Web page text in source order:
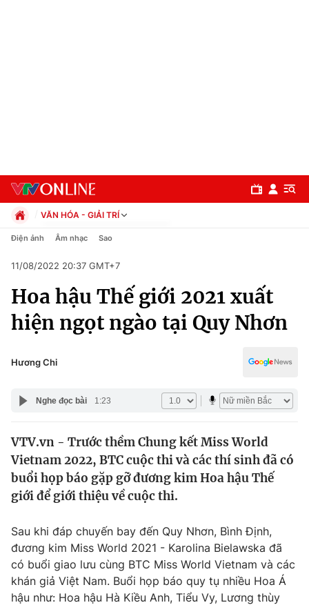
Chuyên mục
Chính trị
Pháp luật
Thế giới
Tin tức
Thế giới đó đây
Câu chuyện quốc tế
Tài chính
Thị trường
Góc doanh nghiệp
Dữ liệu và đời sống
Truyền hình
VĂN HÓA - GIẢI TRÍ
Chính trị
Pháp luật
Kinh tế
Thể thao
Truyền hình
Y tế
Công nghệ
Điện ảnh Âm nhạc Sao
11/08/2022 20:37 GMT+7
Hoa hậu Thế giới 2021 xuất
hiện ngọt ngào tại Quy Nhơn
Hương Chi
Nghe đọc bài 1:23
VTV.vn - Trước thềm Chung kết Miss World
Vietnam 2022, BTC cuộc thi và các thí sinh đã có
buổi họp báo gặp gỡ đương kim Hoa hậu Thế
giới để giới thiệu về cuộc thi.
Sau khi đáp chuyến bay đến Quy Nhơn, Bình Định,
đương kim Miss World 2021 - Karolina Bielawska đã
có buổi giao lưu cùng BTC Miss World Vietnam và các
khán giả Việt Nam. Buổi họp báo quy tụ nhiều Hoa Á
hậu như: Hoa hậu Hà Kiều Anh, Tiểu Vy, Lương thùy